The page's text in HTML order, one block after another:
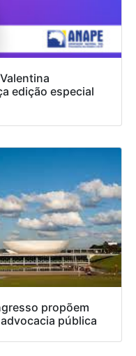
edição especial
propõem
pública